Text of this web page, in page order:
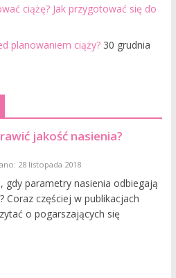
ciążę? Jak przygotować się do
planowaniem ciąży? 30 grudnia
jakość nasienia?
28 listopada 2018
gdy parametry nasienia odbiegają
Coraz częściej w publikacjach
o pogarszających się